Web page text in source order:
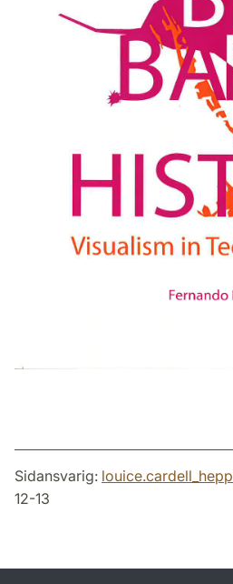
Sidansvarig: louice.cardell_hepp
12-13